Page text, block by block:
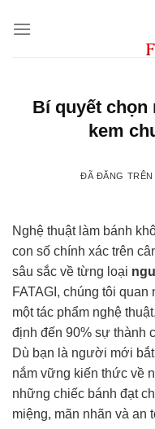
đến
Bí quyết chọn
kem
ĐÃ ĐĂNG
Nghệ thuật làm bánh
con số chính xác trên
sâu sắc về từng loại
FATAGI, chúng tôi
một tác phẩm nghệ
định đến 90% sự thành
Dù bạn là người mới
nắm vững kiến thức về
những chiếc bánh đạt
miệng, mãn nhãn và an